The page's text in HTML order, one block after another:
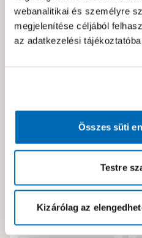
webanalitikai és személyre
megjelenítése céljából
az adatkezelési
Összes süti
Testre
Kizárólag az
Hibát találtál az
Kérjük